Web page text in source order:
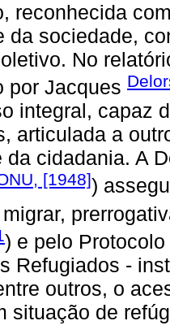
reconhecida
da sociedade,
No
por Jacques
integral, capaz
articulada a
da cidadania. A
[1948])
) e pelo Protocolo
Refugiados -
outros, o
situação de